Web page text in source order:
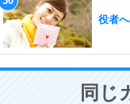
役者
同じ